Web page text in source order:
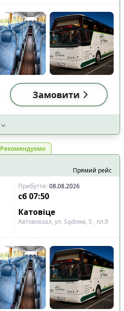
Замовити
Рекомендуємо
Прямий рейс
Прибуття: 08.08.2026
сб 07:50
Катовіце
Автовокзал, ул. Sądowa, 5 , пл.9